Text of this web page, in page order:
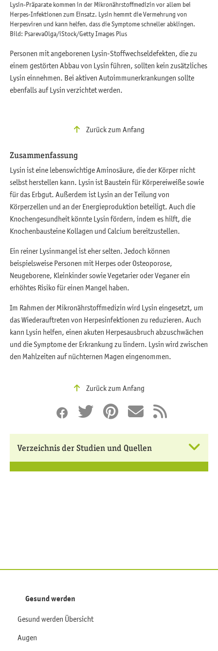
Lysin-Präparate kommen in der Mikronährstoffmedizin vor allem bei
Herpes-Infektionen zum Einsatz. Lysin hemmt die Vermehrung von
Herpesviren und kann helfen, dass die Symptome schneller abklingen.
Bild: PsarevaOlga/iStock/Getty Images Plus
Personen mit angeborenen Lysin-Stoffwechseldefekten, die zu
einem gestörten Abbau von Lysin führen, sollten kein zusätzliches
Lysin einnehmen. Bei aktiven Autoimmunerkrankungen sollte
ebenfalls auf Lysin verzichtet werden.
Zurück zum Anfang
Zusammenfassung
Lysin ist eine lebenswichtige Aminosäure, die der Körper nicht
selbst herstellen kann. Lysin ist Baustein für Körpereiweiße sowie
für das Erbgut. Außerdem ist Lysin an der Teilung von
Körperzellen und an der Energieproduktion beteiligt. Auch die
Knochengesundheit könnte Lysin fördern, indem es hilft, die
Knochenbausteine Kollagen und Calcium bereitzustellen.
Ein reiner Lysinmangel ist eher selten. Jedoch können
beispielsweise Personen mit Herpes oder Osteoporose,
Neugeborene, Kleinkinder sowie Vegetarier oder Veganer ein
erhöhtes Risiko für einen Mangel haben.
Im Rahmen der Mikronährstoffmedizin wird Lysin eingesetzt, um
das Wiederauftreten von Herpesinfektionen zu reduzieren. Auch
kann Lysin helfen, einen akuten Herpesausbruch abzuschwächen
und die Symptome der Erkrankung zu lindern. Lysin wird zwischen
den Mahlzeiten auf nüchternen Magen eingenommen.
Zurück zum Anfang
Verzeichnis der Studien und Quellen
Gesund werden
Gesund werden Übersicht
Augen